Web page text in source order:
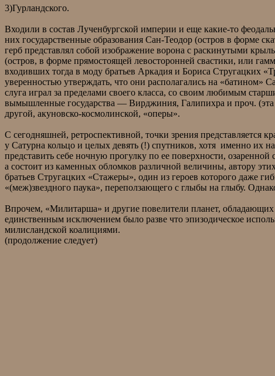
3)Гурландского.
Входили в состав Лученбургской империи и еще какие-то
них государственные образования Сан-Теодор (остров в форме
герб представлял собой изображение ворона с раскинутыми
(остров, в форме прямостоящей левосторонней свастики, или
входивших тогда в моду братьев Аркадия и Бориса Стругацких
уверенностью утверждать, что они располагались на
слуга играл за пределами своего класса, со своим любимым
вымышленные государства — Вирджиния, Галипихра и проч. (эта
другой, акуновско-космолинской, «оперы».
С сегодняшней, ретроспективной, точки зрения представляется
у Сатурна кольцо и целых девять (!) спутников, хотя именно их
представить себе ночную прогулку по ее поверхности,
а состоит из каменных обломков различной величины, автору
братьев Стругацких «Стажеры», один из героев которого даже
«(меж)звездного паука», переползающего с глыбы на глыбу.
Впрочем, «Милитарша» и другие повелители планет,
единственным исключением было разве что эпизодическое
милисландской коалициями.
(продолжение следует)